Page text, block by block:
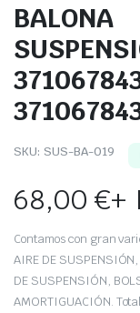
BALONA
SKU: SUS-BA-019
68,00€+
Contamos con gran
AIRE DE
DE SUSPENSIÓN,
AMORTIGUACIÓN.